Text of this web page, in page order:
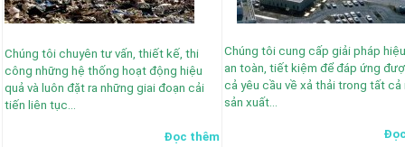
Chúng tôi chuyên tư vấn, thiết kế, thi
công những hệ thống hoạt động hiệu
quả và luôn đặt ra những giai đoạn cải
tiến liên tục…
Đọc thêm
Chúng tôi cung cấp giải pháp
an toàn, tiết kiệm để đáp ứng
cả yêu cầu về xả thải trong tất cả
sản xuất…